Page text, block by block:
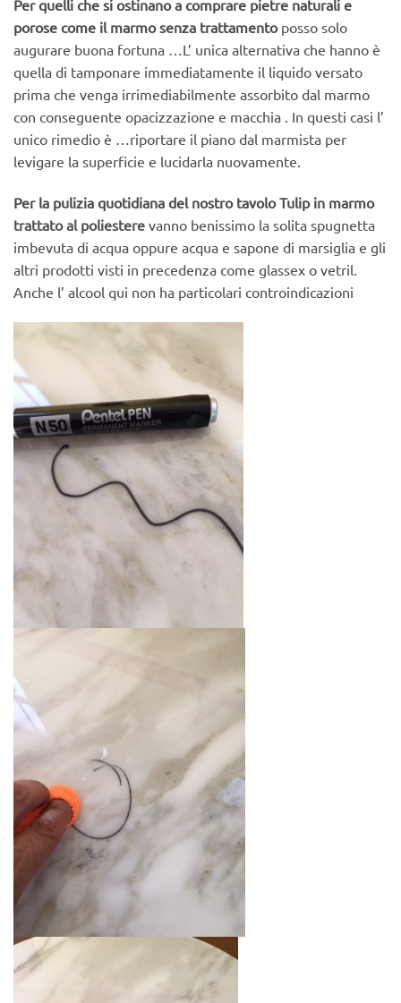
Per quelli che si ostinano a comprare pietre naturali e
porose come il marmo senza trattamentoposso solo
augurare buona fortuna …L’ unica alternativa che hanno è
quella di tamponare immediatamente il liquido versato
prima che venga irrimediabilmente assorbito dal marmo
con conseguente opacizzazione e macchia . In questi casi l’
unico rimedio è …riportare il piano dal marmista per
levigare la superficie e lucidarla nuovamente.
Per la pulizia quotidiana del nostro tavolo Tulip in marmo
trattato al poliestere vanno benissimo la solita spugnetta
imbevuta di acqua oppure acqua e sapone di marsiglia e gli
altri prodotti visti in precedenza come glassex o vetril.
Anche l’ alcool qui non ha particolari controindicazioni